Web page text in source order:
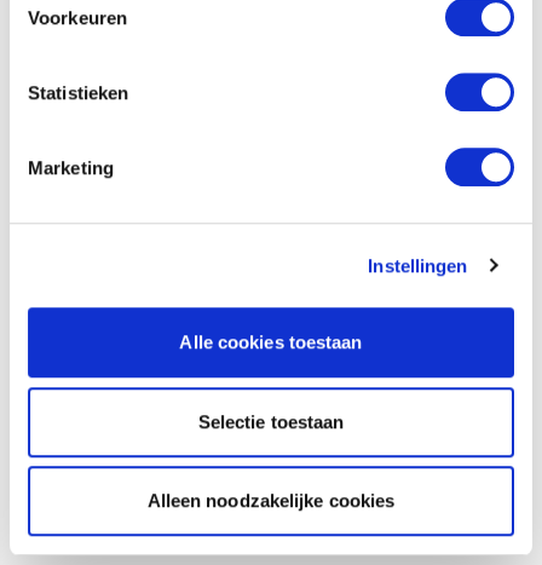
Voorkeuren
Statistieken
Marketing
Instellingen
Alle cookies toestaan
Selectie toestaan
Alleen noodzakelijke cookies